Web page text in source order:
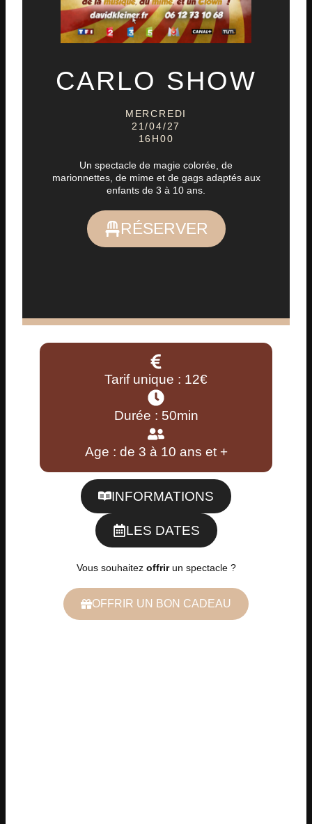
CARLO SHOW
MERCREDI
21/04/27
16H00
Un spectacle de magie colorée, de
marionnettes, de mime et de gags adaptés aux
enfants de 3 à 10 ans.
RÉSERVER
Tarif unique : 12€
Durée : 50min
Age : de 3 à 10 ans et +
INFORMATIONS
LES DATES
Vous souhaitez offrirun spectacle ?
OFFRIR UN BON CADEAU